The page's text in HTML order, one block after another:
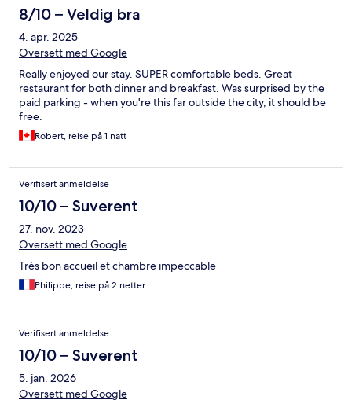
8/10 – Veldig bra
4. apr. 2025
Oversett med Google
Really enjoyed our stay. SUPER comfortable beds. Great
restaurant for both dinner and breakfast. Was surprised by the
paid parking - when you're this far outside the city, it should be
free.
Robert, reise på 1 natt
Verifisert anmeldelse
10/10 – Suverent
27. nov. 2023
Oversett med Google
Très bon accueil et chambre impeccable
Philippe, reise på 2 netter
Verifisert anmeldelse
10/10 – Suverent
5. jan. 2026
Oversett med Google